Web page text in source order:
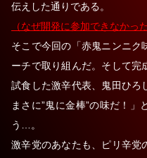
伝えした通りである。
（なぜ開発に参加できなかっ
そこで今回の「赤鬼ニンニク
ーチで取り組んだ。そして完
試食した激辛代表、鬼田ひろ
まさに”鬼に金棒”の味だ！
う…。
激辛党のあなたも、ピリ辛党